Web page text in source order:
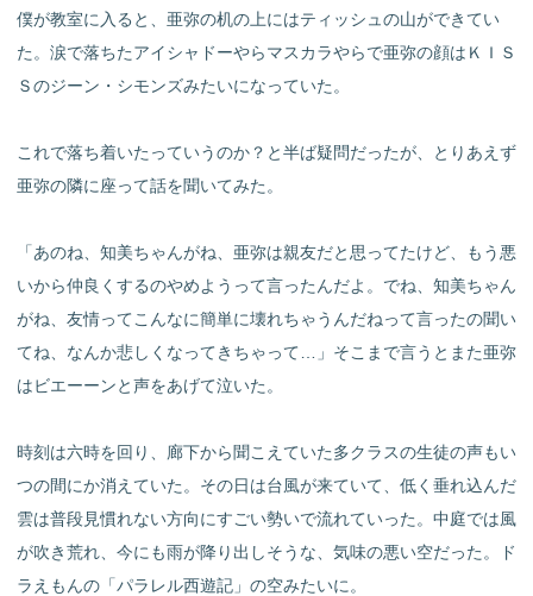
僕が教室に入ると、亜弥の机の上にはティッシュの山ができてい
た。涙で落ちたアイシャドーやらマスカラやらで亜弥の顔はＫＩＳ
Ｓのジーン・シモンズみたいになっていた。
これで落ち着いたっていうのか？と半ば疑問だったが、とりあえず
亜弥の隣に座って話を聞いてみた。
「あのね、知美ちゃんがね、亜弥は親友だと思ってたけど、もう悪
いから仲良くするのやめようって言ったんだよ。でね、知美ちゃん
がね、友情ってこんなに簡単に壊れちゃうんだねって言ったの聞い
てね、なんか悲しくなってきちゃって…」そこまで言うとまた亜弥
はビエーーンと声をあげて泣いた。
時刻は六時を回り、廊下から聞こえていた多クラスの生徒の声もい
つの間にか消えていた。その日は台風が来ていて、低く垂れ込んだ
雲は普段見慣れない方向にすごい勢いで流れていった。中庭では風
が吹き荒れ、今にも雨が降り出しそうな、気味の悪い空だった。ド
ラえもんの「パラレル西遊記」の空みたいに。